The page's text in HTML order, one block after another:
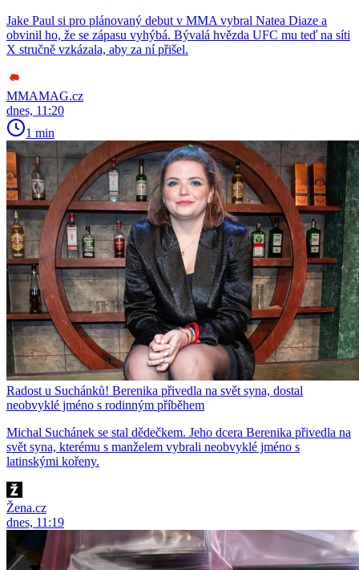
Jake Paul si pro plánovaný debut v MMA vybral Natea Diaze a
obvinil ho, že se zápasu vyhýbá. Bývalá hvězda UFC mu teď na síti
X stručně vzkázala, aby za ní přišel.
MMAMAG.cz
dnes, 11:20
1 min
Radost u Suchánků! Berenika přivedla na svět syna, dostal
neobvyklé jméno s rodinným příběhem
Michal Suchánek se stal dědečkem. Jeho dcera Berenika přivedla na
svět syna, kterému s manželem vybrali neobvyklé jméno s
latinskými kořeny.
Žena.cz
dnes, 11:19